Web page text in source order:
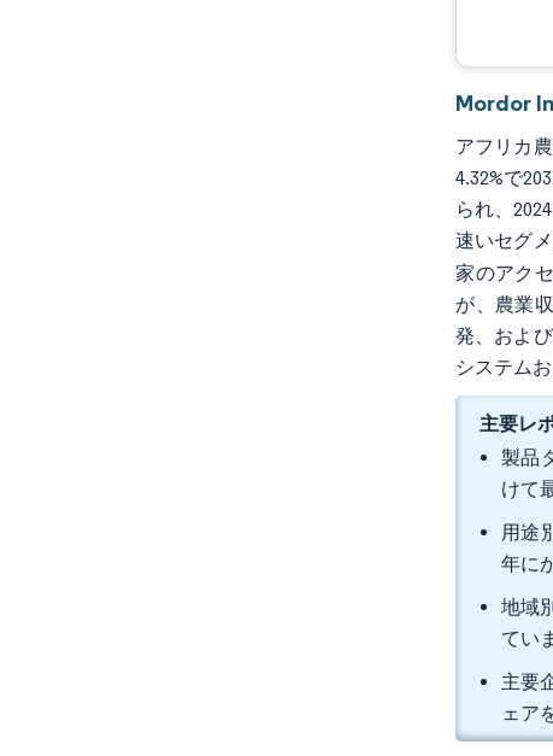
Mordor
アフリカ
4.32%で
られ、
速いセグ
家のアク
が、農業
発、およ
システム
主要レ
製品
けて
用途
年に
地域
てい
主要
ェア